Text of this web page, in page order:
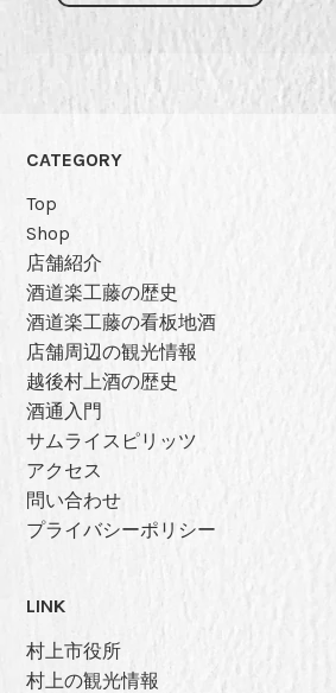
CATEGORY
Top
Shop
店舗紹介
酒道楽工藤の歴史
酒道楽工藤の看板地酒
店舗周辺の観光情報
越後村上酒の歴史
酒通入門
サムライスピリッツ
アクセス
問い合わせ
プライバシーポリシー
LINK
村上市役所
村上の観光情報